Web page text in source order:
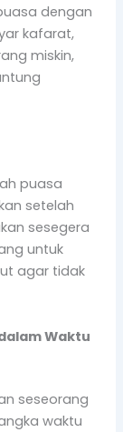
dengan
kafarat,
miskin,
puasa
setelah
sesegera
untuk
agar tidak
Waktu
seseorang
waktu